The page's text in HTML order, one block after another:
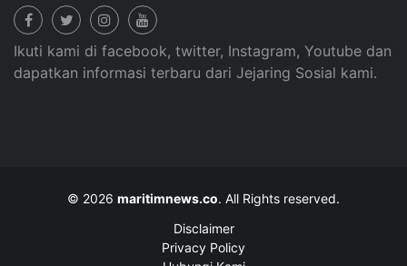
Ikuti kami di facebook, twitter, Instagram, Youtube dan
dapatkan informasi terbaru dari Jejaring Sosial kami.
© 2026 maritimnews.co. All Rights reserved.
Disclaimer
Privacy Policy